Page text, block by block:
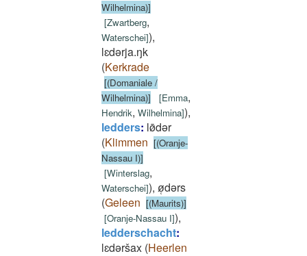
Wilhelmina)]
[Zwartberg,
Waterschei]),
lɛdǝrja.ŋk
(Kerkrade
[(Domaniale /
Wilhelmina)]
[Emma,
Hendrik, Wilhelmina]),
ledders: lø̄dǝr
(Klimmen [(Oranje-
Nassau I)]
[Winterslag,
Waterschei]), ø̜dǝrs
(Geleen [(Maurits)]
[Oranje-Nassau I]),
ledderschacht:
lɛdǝršax (Heerlen